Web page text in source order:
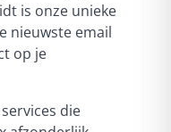
is onze unieke
nieuwste email
op je
die